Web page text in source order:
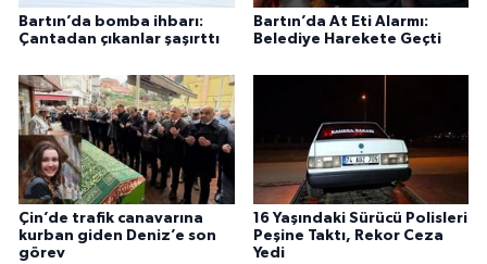
Bartın’da bomba ihbarı:
Çantadan çıkanlar şaşırttı
Bartın’da At Eti Alarmı:
Belediye Harekete Geçti
Çin’de trafik canavarına
kurban giden Deniz’e son
görev
16 Yaşındaki Sürücü Polisleri
Peşine Taktı, Rekor Ceza
Yedi